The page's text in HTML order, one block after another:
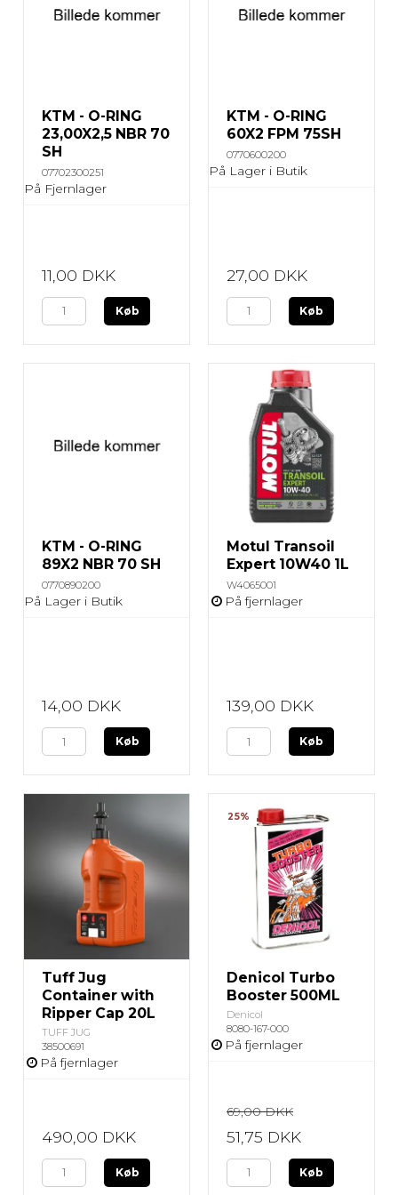
KTM - O-RING
23,00X2,5 NBR 70
SH
07702300251
På Fjernlager
11,00 DKK
Køb
KTM - O-RING
60X2 FPM 75SH
0770600200
På Lager i Butik
27,00 DKK
Køb
KTM - O-RING
89X2 NBR 70 SH
0770890200
På Lager i Butik
14,00 DKK
Køb
Motul Transoil
Expert 10W40 1L
W4065001
På fjernlager
139,00 DKK
Køb
Tuff Jug
Container with
Ripper Cap 20L
TUFF JUG
38500691
På fjernlager
490,00 DKK
Køb
25%
Denicol Turbo
Booster 500ML
Denicol
8080-167-000
På fjernlager
69,00 DKK
51,75 DKK
Køb